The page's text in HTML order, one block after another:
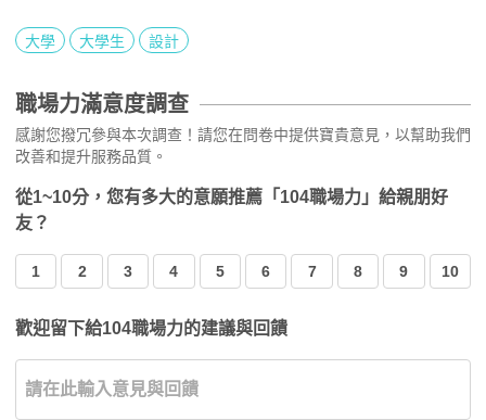
大學 大學生 設計
職場力滿意度調查
感謝您撥冗參與本次調查！請您在問卷中提供寶貴意見，以幫助我們
改善和提升服務品質。
從1~10分，您有多大的意願推薦「104職場力」給親朋好
友？
1 2 3 4 5 6 7 8 9 10
歡迎留下給104職場力的建議與回饋